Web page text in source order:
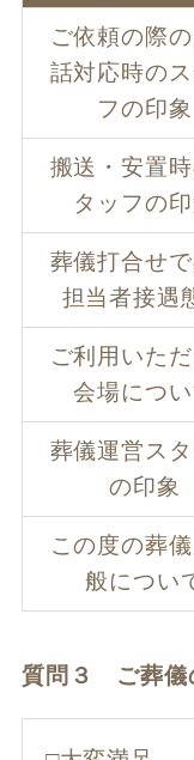
ご依頼の際
話対応時のス
フの印象
搬送・安置時
タッフの印
葬儀打合せで
担当者接遇
ご利用いた
会場につ
葬儀運営ス
の印象
この度の葬
般につい
質問３ ご葬儀